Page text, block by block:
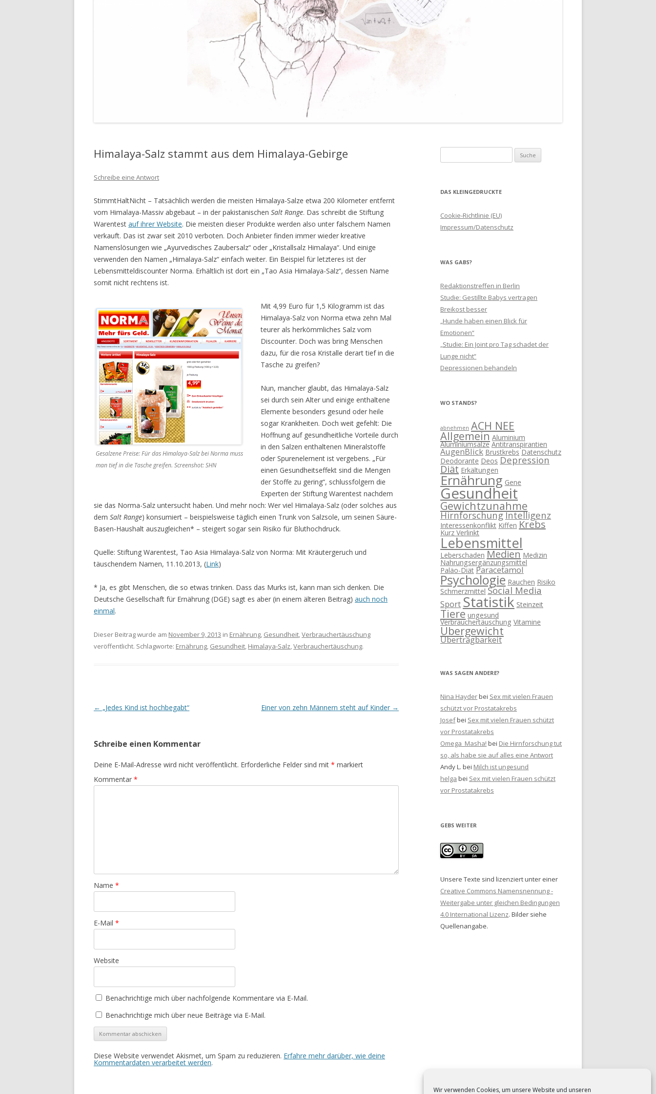
Wir verwenden Cookies, um unsere Website und unseren
Himalaya-Salz stammt aus dem Himalaya-Gebirge
Schreibe eine Antwort
StimmtHaltNicht – Tatsächlich werden die meisten Himalaya-Salze etwa 200 Kilometer entfernt
vom Himalaya-Massiv abgebaut – in der pakistanischen Salt Range. Das schreibt die Stiftung
Warentest auf ihrer Website. Die meisten dieser Produkte werden also unter falschem Namen
verkauft. Das ist zwar seit 2010 verboten. Doch Anbieter finden immer wieder kreative
Namenslösungen wie „Ayurvedisches Zaubersalz“ oder „Kristallsalz Himalaya“. Und einige
verwenden den Namen „Himalaya-Salz“ einfach weiter. Ein Beispiel für letzteres ist der
Lebensmitteldiscounter Norma. Erhältlich ist dort ein „Tao Asia Himalaya-Salz“, dessen Name
somit nicht rechtens ist.
Gesalzene Preise: Für das Himalaya-Salz bei Norma muss
man tief in die Tasche greifen. Screenshot: SHN
Mit 4,99 Euro für 1,5 Kilogramm ist das
Himalaya-Salz von Norma etwa zehn Mal
teurer als herkömmliches Salz vom
Discounter. Doch was bring Menschen
dazu, für die rosa Kristalle derart tief in die
Tasche zu greifen?
Nun, mancher glaubt, das Himalaya-Salz
sei durch sein Alter und einige enthaltene
Elemente besonders gesund oder heile
sogar Krankheiten. Doch weit gefehlt: Die
Hoffnung auf gesundheitliche Vorteile durch
in den Salzen enthaltenen Mineralstoffe
oder Spurenelement ist vergebens. „Für
einen Gesundheitseffekt sind die Mengen
der Stoffe zu gering“, schlussfolgern die
Experten der Stiftung Warentest nachdem
sie das Norma-Salz untersucht haben. Und mehr noch: Wer viel Himalaya-Salz (oder solches aus
dem Salt Range) konsumiert – beispielsweise täglich einen Trunk von Salzsole, um seinen Säure-
Basen-Haushalt auszugleichen* – steigert sogar sein Risiko für Bluthochdruck.
Quelle: Stiftung Warentest, Tao Asia Himalaya-Salz von Norma: Mit Kräutergeruch und
täuschendem Namen, 11.10.2013, (Link)
* Ja, es gibt Menschen, die so etwas trinken. Dass das Murks ist, kann man sich denken. Die
Deutsche Gesellschaft für Ernährung (DGE) sagt es aber (in einem älteren Beitrag) auch noch
einmal.
Dieser Beitrag wurde am November 9, 2013 in Ernährung Gesundheit Verbrauchertäuschung
veröffentlicht. Schlagworte: Ernährung Gesundheit Himalaya-Salz Verbrauchertäuschung.
Beitrags-
← „Jedes Kind ist hochbegabt“ Einer von zehn Männern steht auf Kinder →
Schreibe einen Kommentar
Deine E-Mail-Adresse wird nicht veröffentlicht. Erforderliche Felder sind mit * markiert
Kommentar *
Name *
E-Mail *
Website
Benachrichtige mich über nachfolgende Kommentare via E-Mail.
Benachrichtige mich über neue Beiträge via E-Mail.
Diese Website verwendet Akismet, um Spam zu reduzieren. Erfahre mehr darüber, wie deine
Kommentardaten verarbeitet werden.
nach:
DAS KLEINGEDRUCKTE
Cookie-Richtlinie (EU)
Impressum/Datenschutz
WAS GABS?
Redaktionstreffen in Berlin
Studie: Gestillte Babys vertragen
Breikost besser
„Hunde haben einen Blick für
Emotionen“
„Studie: Ein Joint pro Tag schadet der
Lunge nicht“
Depressionen behandeln
WO STANDS?
abnehmen ACH NEE
Allgemein Aluminium
Aluminiumsalze Antitranspirantien
AugenBlick Brustkrebs Datenschutz
Deodorante Deos Depression
Diät Erkältungen
Ernährung Gene
Gesundheit
Gewichtzunahme
HirnforschungIntelligenz
Interessenkonflikt Kiffen Krebs
Kurz Verlinkt
Lebensmittel
Leberschaden Medien Medizin
Nahrungsergänzungsmittel
Paläo-Diät Paracetamol
Psychologie Rauchen Risiko
Schmerzmittel Social Media
Sport Statistik Steinzeit
Tiere ungesund
Verbrauchertäuschung Vitamine
Übergewicht
Übertragbarkeit
WAS SAGEN ANDERE?
Nina Hayderbei Sex mit vielen Frauen
schützt vor Prostatakrebs
Josefbei Sex mit vielen Frauen schützt
vor Prostatakrebs
Omega_Masha! bei Die Hirnforschung tut
so, als habe sie auf alles eine Antwort
Andy L. bei Milch ist ungesund
helga bei Sex mit vielen Frauen schützt
vor Prostatakrebs
GEBS WEITER
Unsere Texte sind lizenziert unter einer
Creative Commons Namensnennung -
Weitergabe unter gleichen Bedingungen
4.0 International Lizenz. Bilder siehe
Quellenangabe.